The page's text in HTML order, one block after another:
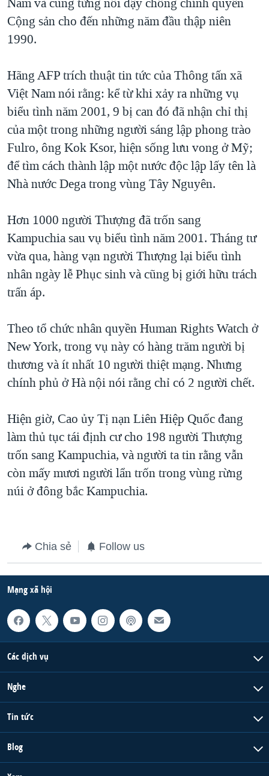
Cộng sản cho đến những năm đầu thập niên
1990.
Hãng AFP trích thuật tin tức của Thông tấn xã
Việt Nam nói rằng: kể từ khi xảy ra những vụ
biểu tình năm 2001, 9 bị can đó đã nhận chỉ thị
của một trong những người sáng lập phong trào
Fulro, ông Kok Ksor, hiện sống lưu vong ở Mỹ;
để tìm cách thành lập một nước độc lập lấy tên là
Nhà nước Dega trong vùng Tây Nguyên.
Hơn 1000 người Thượng đã trốn sang
Kampuchia sau vụ biểu tình năm 2001. Tháng tư
vừa qua, hàng vạn người Thượng lại biểu tình
nhân ngày lễ Phục sinh và cũng bị giới hữu trách
trấn áp.
Theo tổ chức nhân quyền Human Rights Watch ở
New York, trong vụ này có hàng trăm người bị
thương và ít nhất 10 người thiệt mạng. Nhưng
chính phủ ở Hà nội nói rằng chỉ có 2 người chết.
Hiện giờ, Cao ủy Tị nạn Liên Hiệp Quốc đang
làm thủ tục tái định cư cho 198 người Thượng
trốn sang Kampuchia, và người ta tin rằng vẫn
còn mấy mươi người lẩn trốn trong vùng rừng
núi ở đông bắc Kampuchia.
Chia sẻ Follow us
Mạng xã hội
Các dịch vụ
Nghe
Tin tức
Blog